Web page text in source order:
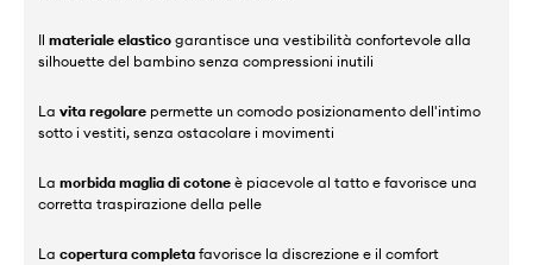
Il materiale elastico garantisce una vestibilità confortevole alla
silhouette del bambino senza compressioni inutili
La vita regolare permette un comodo posizionamento dell'intimo
sotto i vestiti, senza ostacolare i movimenti
La morbida maglia di cotone è piacevole al tatto e favorisce una
corretta traspirazione della pelle
La copertura completa favorisce la discrezione e il comfort